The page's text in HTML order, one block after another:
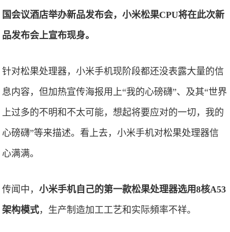
国会议酒店举办新品发布会，小米松果CPU将在此次新
品发布会上宣布现身。
针对松果处理器，小米手机现阶段都还没表露大量的信
息内容，但加热宣传海报用上“我的心磅礴”、及其“世界
上过多的不明和不太可能，想起将要应对的一切，我的
心磅礴”等来描述。看上去，小米手机对松果处理器信
心满满。
传闻中，小米手机自己的第一款松果处理器选用8核A53
架构模式，生产制造加工工艺和实际頻率不祥。